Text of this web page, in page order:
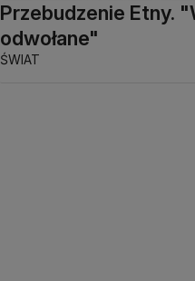
Przebudzenie Etny.
odwołane"
ŚWIAT